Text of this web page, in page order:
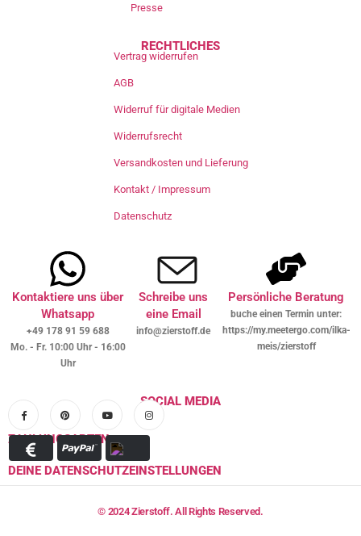
Presse
RECHTLICHES
Vertrag widerrufen
AGB
Widerruf für digitale Medien
Widerrufsrecht
Versandkosten und Lieferung
Kontakt / Impressum
Datenschutz
Kontaktiere uns über
Whatsapp
+49 178 91 59 688
Mo. - Fr. 10:00 Uhr - 16:00
Uhr
Schreibe uns
eine Email
info@zierstoff.de
Persönliche Beratung
buche einen Termin unter:
https://my.meetergo.com/ilka-
meis/zierstoff
SOCIAL MEDIA
ZAHLUNGSARTEN
DEINE DATENSCHUTZEINSTELLUNGEN
© 2024 Zierstoff. All Rights Reserved.